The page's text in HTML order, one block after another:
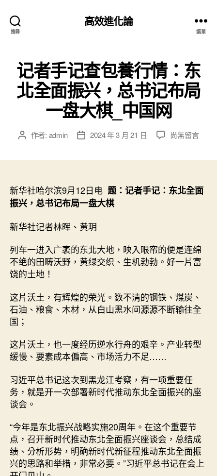
搜尋
高效進化論
選單
记者手记查包養行情：东
北全面振兴，总书记布局
一盘大棋_中国网
文 作者: admin
文
期
2024 年 3 月 21 日
在
查
北
全
兴，
总
书
局
大
棋
国
网〉
中
尚無留言
新华社哈尔滨9月12日电 题：记者手记：东北全面
振兴，总书记布局一盘大棋
新华社记者林晖、黄玥
列车一进入广袤的东北大地，映入眼帘的便是连绵
不绝的田畴沃野，黄绿交织、生机勃勃。好一片富
饶的土地！
这片沃土，有辉煌的荣光。数不清的钢铁、煤炭、
石油、粮食、木材，从白山黑水间源源不断输往全
国；
这片沃土，也一度经历逆水行舟的艰辛。产业转型
缓慢、要素成本偏高、市场活力不足……
习近平总书记这次到黑龙江考察，有一项重要任
务，就是开一次部署新时代推动东北全面振兴的座
谈会。
“今年是东北振兴战略实施20周年。在这个重要节
点，召开新时代推动东北全面振兴座谈会，总结成
绩、分析形势，明确新时代新征程推动东北全面振
兴的思路和举措，非常必要。”习近平总书记在会上